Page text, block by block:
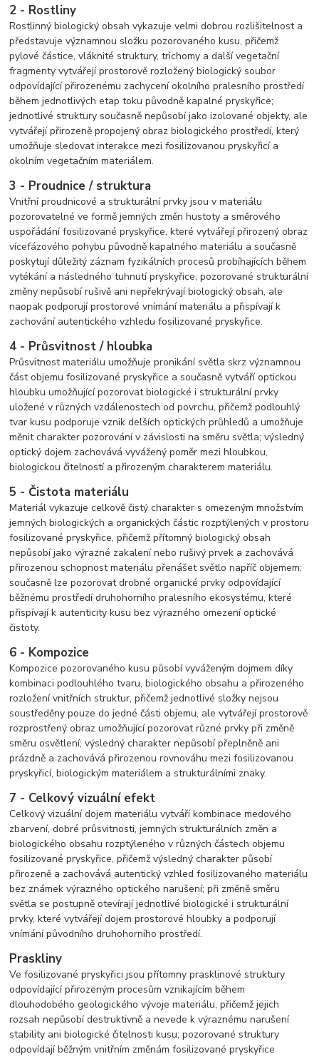
2 - Rostliny
Rostlinný biologický obsah vykazuje velmi dobrou rozlišitelnost a
představuje významnou složku pozorovaného kusu, přičemž
pylové částice, vláknité struktury, trichomy a další vegetační
fragmenty vytvářejí prostorově rozložený biologický soubor
odpovídající přirozenému zachycení okolního pralesního prostředí
během jednotlivých etap toku původně kapalné pryskyřice;
jednotlivé struktury současně nepůsobí jako izolované objekty, ale
vytvářejí přirozeně propojený obraz biologického prostředí, který
umožňuje sledovat interakce mezi fosilizovanou pryskyřicí a
okolním vegetačním materiálem.
3 - Proudnice / struktura
Vnitřní proudnicové a strukturální prvky jsou v materiálu
pozorovatelné ve formě jemných změn hustoty a směrového
uspořádání fosilizované pryskyřice, které vytvářejí přirozený obraz
vícefázového pohybu původně kapalného materiálu a současně
poskytují důležitý záznam fyzikálních procesů probíhajících během
vytékání a následného tuhnutí pryskyřice; pozorované strukturální
změny nepůsobí rušivě ani nepřekrývají biologický obsah, ale
naopak podporují prostorové vnímání materiálu a přispívají k
zachování autentického vzhledu fosilizované pryskyřice.
4 - Průsvitnost / hloubka
Průsvitnost materiálu umožňuje pronikání světla skrz významnou
část objemu fosilizované pryskyřice a současně vytváří optickou
hloubku umožňující pozorovat biologické i strukturální prvky
uložené v různých vzdálenostech od povrchu, přičemž podlouhlý
tvar kusu podporuje vznik delších optických průhledů a umožňuje
měnit charakter pozorování v závislosti na směru světla; výsledný
optický dojem zachovává vyvážený poměr mezi hloubkou,
biologickou čitelností a přirozeným charakterem materiálu.
5 - Čistota materiálu
Materiál vykazuje celkově čistý charakter s omezeným množstvím
jemných biologických a organických částic rozptýlených v prostoru
fosilizované pryskyřice, přičemž přítomný biologický obsah
nepůsobí jako výrazné zakalení nebo rušivý prvek a zachovává
přirozenou schopnost materiálu přenášet světlo napříč objemem;
současně lze pozorovat drobné organické prvky odpovídající
běžnému prostředí druhohorního pralesního ekosystému, které
přispívají k autenticity kusu bez výrazného omezení optické
čistoty.
6 - Kompozice
Kompozice pozorovaného kusu působí vyváženým dojmem díky
kombinaci podlouhlého tvaru, biologického obsahu a přirozeného
rozložení vnitřních struktur, přičemž jednotlivé složky nejsou
soustředěny pouze do jedné části objemu, ale vytvářejí prostorově
rozprostřený obraz umožňující pozorovat různé prvky při změně
směru osvětlení; výsledný charakter nepůsobí přeplněně ani
prázdně a zachovává přirozenou rovnováhu mezi fosilizovanou
pryskyřicí, biologickým materiálem a strukturálními znaky.
7 - Celkový vizuální efekt
Celkový vizuální dojem materiálu vytváří kombinace medového
zbarvení, dobré průsvitnosti, jemných strukturálních změn a
biologického obsahu rozptýleného v různých částech objemu
fosilizované pryskyřice, přičemž výsledný charakter působí
přirozeně a zachovává autentický vzhled fosilizovaného materiálu
bez známek výrazného optického narušení; při změně směru
světla se postupně otevírají jednotlivé biologické i strukturální
prvky, které vytvářejí dojem prostorové hloubky a podporují
vnímání původního druhohorního prostředí.
Praskliny
Ve fosilizované pryskyřici jsou přítomny prasklinové struktury
odpovídající přirozeným procesům vznikajícím během
dlouhodobého geologického vývoje materiálu, přičemž jejich
rozsah nepůsobí destruktivně a nevede k výraznému narušení
stability ani biologické čitelnosti kusu; pozorované struktury
odpovídají běžným vnitřním změnám fosilizované pryskyřice